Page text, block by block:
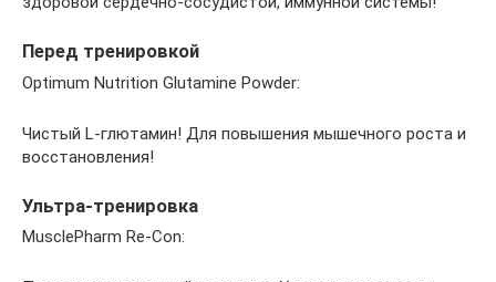
Перед тренировкой
Optimum Nutrition Glutamine Powder:
Чистый L-глютамин! Для повышения мышечного роста и
восстановления!
Ультра-тренировка
MusclePharm Re-Con: